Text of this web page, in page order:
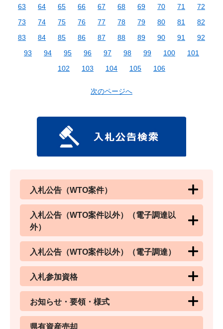
63
64 65 66 67 68 69 70 71
72
73
74 75 76 77 78 79 80 81
82
83
84 85 86 87 88 89 90 91
92
93
94 95 96 97 98 99 100
101
102
103 104 105 106
次のページへ
入札公告（WTO案件）
入札公告（WTO案件以外）（電子調達以
外）
入札公告（WTO案件以外）（電子調達）
入札参加資格
お知らせ・要領・様式
県有資産売却